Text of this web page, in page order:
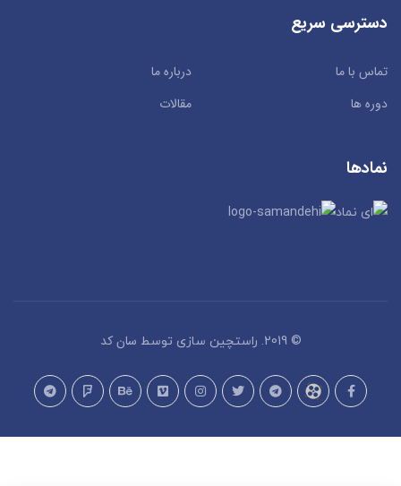
دسترسی سریع
تماس با ما
درباره ما
دوره ها
مقالات
نمادها
© 2019. راستچین سازی توسط سان کد